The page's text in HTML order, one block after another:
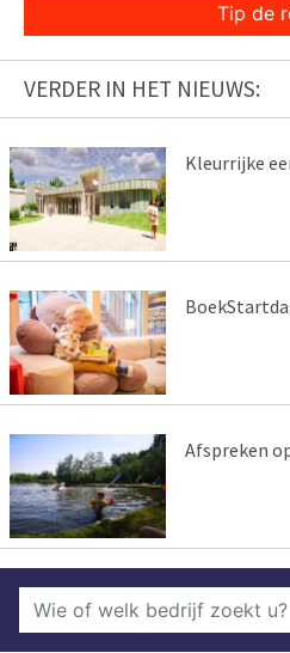
Tip de
VERDER IN HET NIEUWS:
Kleurrijke
Afspreken